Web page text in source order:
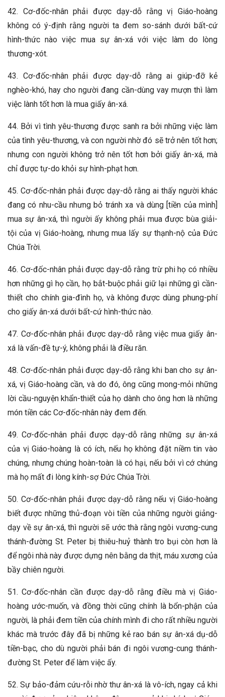
42. Cơ-đốc-nhân phải được dạy-dỗ rằng vị Giáo-hoàng
không có ý-định rằng người ta đem so-sánh dưới bất-cứ
hình-thức nào việc mua sự ân-xá với việc làm do lòng
thương-xót.
43. Cơ-đốc-nhân phải được dạy-dỗ rằng ai giúp-đỡ kẻ
nghèo-khó, hay cho người đang cần-dùng vay mượn thì làm
việc lành tốt hơn là mua giấy ân-xá.
44. Bởi vì tình yêu-thương được sanh ra bởi những việc làm
của tình yêu-thương, và con người nhờ đó sẽ trở nên tốt hơn;
nhưng con người không trở nên tốt hơn bởi giấy ân-xá, mà
chỉ được tự-do khỏi sự hình-phạt hơn.
45. Cơ-đốc-nhân phải được dạy-dỗ rằng ai thấy người khác
đang có nhu-cầu nhưng bỏ tránh xa và dùng [tiền của mình]
mua sự ân-xá, thì người ấy không phải mua được bùa giải-
tội của vị Giáo-hoàng, nhưng mua lấy sự thạnh-nộ của Đức
Chúa Trời.
46. Cơ-đốc-nhân phải được dạy-dỗ rằng trừ phi họ có nhiều
hơn những gì họ cần, họ bắt-buộc phải giữ lại những gì cần-
thiết cho chính gia-đình họ, và không được dùng phung-phí
cho giấy ân-xá dưới bất-cứ hình-thức nào.
47. Cơ-đốc-nhân phải được dạy-dỗ rằng việc mua giấy ân-
xá là vấn-đề tự-ý, không phải là điều răn.
48. Cơ-đốc-nhân phải được dạy-dỗ rằng khi ban cho sự ân-
xá, vị Giáo-hoàng cần, và do đó, ông cũng mong-mỏi những
lời cầu-nguyện khẩn-thiết của họ dành cho ông hơn là những
món tiền các Cơ-đốc-nhân này đem đến.
49. Cơ-đốc-nhân phải được dạy-dỗ rằng những sự ân-xá
của vị Giáo-hoàng là có ích, nếu họ không đặt niềm tin vào
chúng, nhưng chúng hoàn-toàn là có hại, nếu bởi vì cớ chúng
mà họ mất đi lòng kính-sợ Đức Chúa Trời.
50. Cơ-đốc-nhân phải được dạy-dỗ rằng nếu vị Giáo-hoàng
biết được những thủ-đoạn vòi tiền của những người giảng-
dạy về sự ân-xá, thì người sẽ ước thà rằng ngôi vương-cung
thánh-đường St. Peter bị thiêu-huỷ thành tro bụi còn hơn là
để ngôi nhà này được dựng nên bằng da thịt, máu xương của
bầy chiên người.
51. Cơ-đốc-nhân cần được dạy-dỗ rằng điều mà vị Giáo-
hoàng ước-muốn, và đồng thời cũng chính là bổn-phận của
người, là phải đem tiền của chính mình đi cho rất nhiều người
khác mà trước đây đã bị những kẻ rao bán sự ân-xá dụ-dỗ
tiền-bạc, cho dù người phải bán đi ngôi vương-cung thánh-
đường St. Peter để làm việc ấy.
52. Sự bảo-đảm cứu-rỗi nhờ thư ân-xá là vô-ích, ngay cả khi